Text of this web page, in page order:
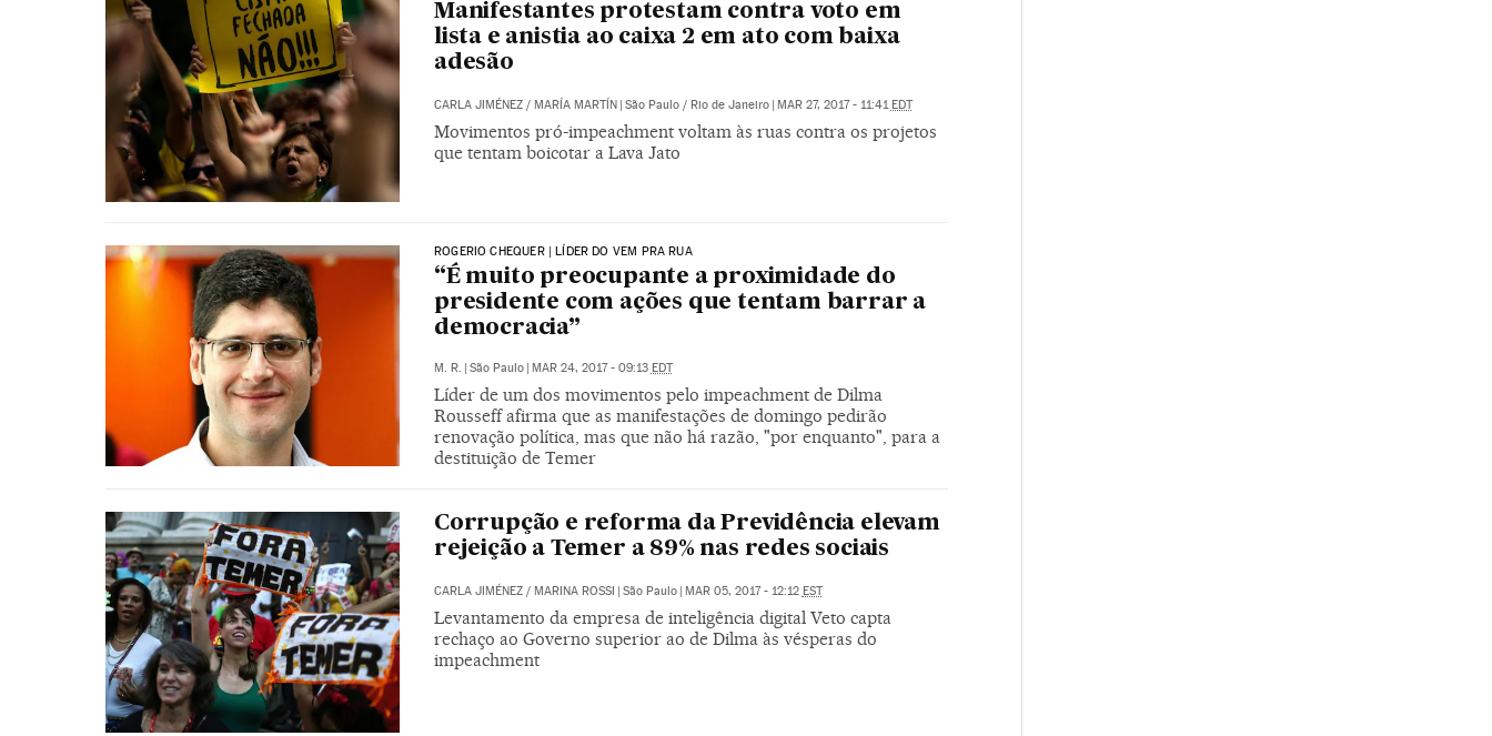
Manifestantes protestam contra voto em
lista e anistia ao caixa 2 em ato com baixa
adesão
CARLA JIMÉNEZ/ MARÍA MARTÍN | São Paulo / Rio de Janeiro | MAR 27, 2017 - 11:41EDT
Movimentos pró-impeachment voltam às ruas contra os projetos
que tentam boicotar a Lava Jato
ROGERIO CHEQUER | LÍDER DO VEM PRA RUA
“É muito preocupante a proximidade do
presidente com ações que tentam barrar a
democracia”
M. R. | São Paulo | MAR 24, 2017 - 09:13 EDT
Líder de um dos movimentos pelo impeachment de Dilma
Rousseff afirma que as manifestações de domingo pedirão
renovação política, mas que não há razão, "por enquanto", para a
destituição de Temer
Corrupção e reforma da Previdência elevam
rejeição a Temer a 89% nas redes sociais
CARLA JIMÉNEZ/ MARINA ROSSI São Paulo MAR 05, 2017 - 12:12 EST
Levantamento da empresa de inteligência digital Veto capta
rechaço ao Governo superior ao de Dilma às vésperas do
impeachment